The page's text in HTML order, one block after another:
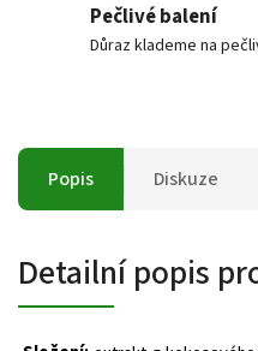
Pečlivé balení
Důraz klademe na
Popis Diskuze
Detailní popis